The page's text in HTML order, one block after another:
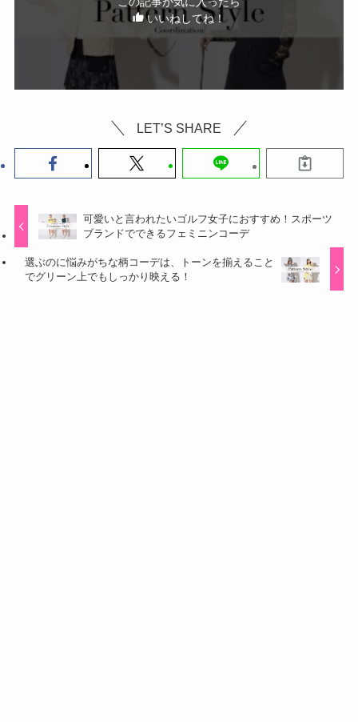
いいねしてね！
LET’S SHARE
可愛いと言われたいゴルフ女子におすすめ！スポーツ
ブランドでできるフェミニンコーデ
選ぶのに悩みがちな柄コーデは、トーンを揃えること
でグリーン上でもしっかり映える！